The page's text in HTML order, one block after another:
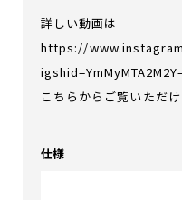
詳しい動画は
https://
こちらからご覧いただけ
仕様